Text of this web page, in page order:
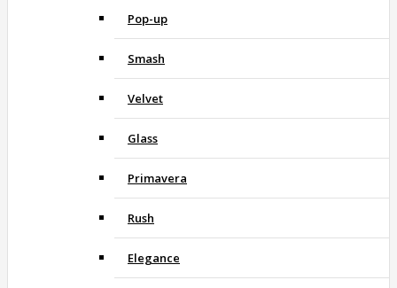
Pop-up
Smash
Velvet
Glass
Primavera
Rush
Elegance